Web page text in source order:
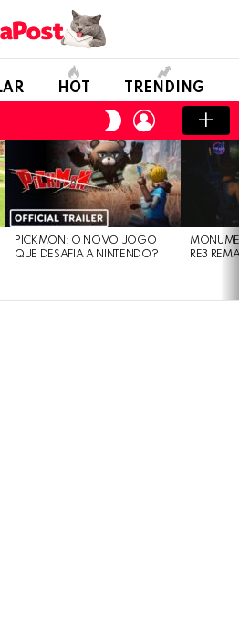
HOT TRENDING
SWITCH
SKIN
LOGIN
PICKMON: O NOVO JOGO
QUE DESAFIA A NINTENDO?
RE3